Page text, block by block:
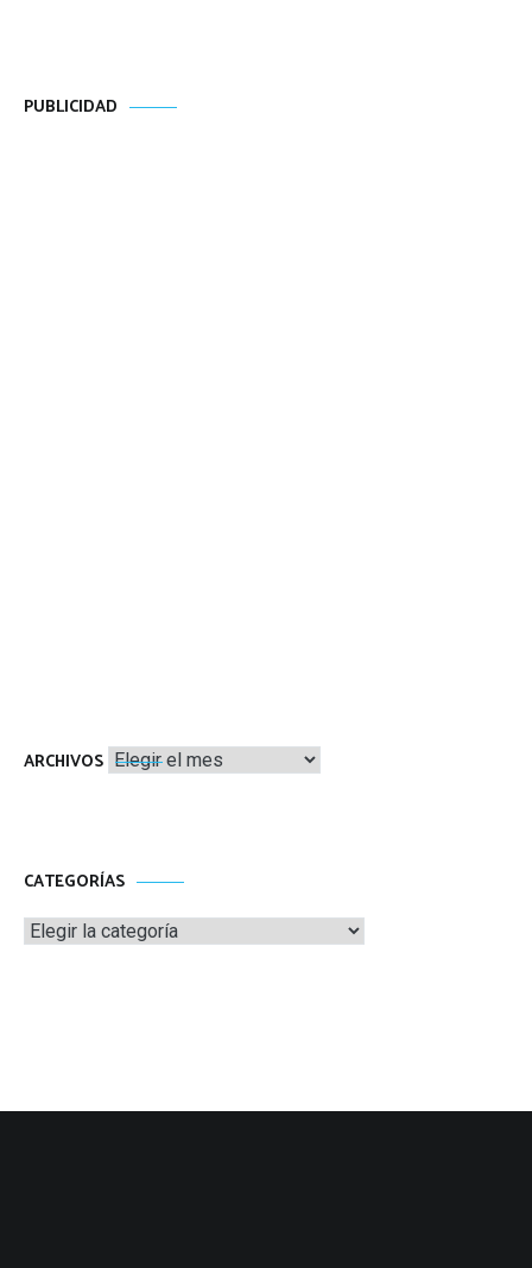
PUBLICIDAD
ARCHIVOS Archivos
CATEGORÍAS
Categorías